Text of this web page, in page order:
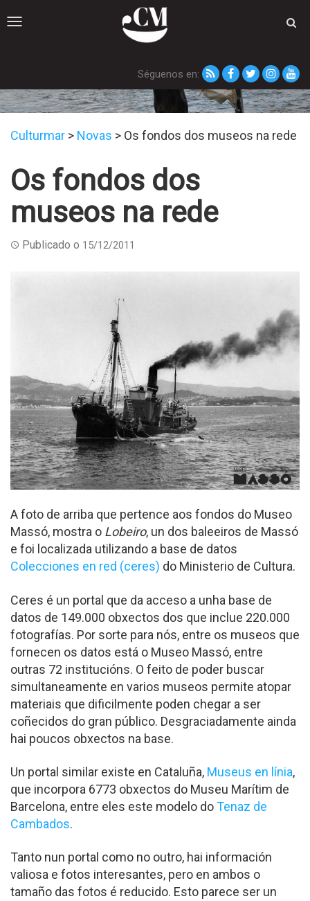
Toggle
Séguenos en:
Novas
Culturmar > Novas > Os fondos dos museos na rede
Os fondos dos
museos na rede
Publicado o 15/12/2011
A foto de arriba que pertence aos fondos do Museo
Massó, mostra o Lobeiro, un dos baleeiros de Massó
e foi localizada utilizando a base de datos
Colecciones en red (ceres) do Ministerio de Cultura.
Ceres é un portal que da acceso a unha base de
datos de 149.000 obxectos dos que inclue 220.000
fotografías. Por sorte para nós, entre os museos que
fornecen os datos está o Museo Massó, entre
outras 72 institucións. O feito de poder buscar
simultaneamente en varios museos permite atopar
materiais que dificilmente poden chegar a ser
coñecidos do gran público. Desgraciadamente ainda
hai poucos obxectos na base.
Un portal similar existe en Cataluña, Museus en línia,
que incorpora 6773 obxectos do Museu Marítim de
Barcelona, entre eles este modelo doTenaz de
Cambados.
Tanto nun portal como no outro, hai información
valiosa e fotos interesantes, pero en ambos o
tamaño das fotos é reducido. Esto parece ser un